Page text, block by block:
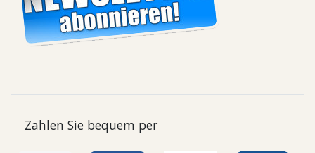
Zahlen Sie bequem per